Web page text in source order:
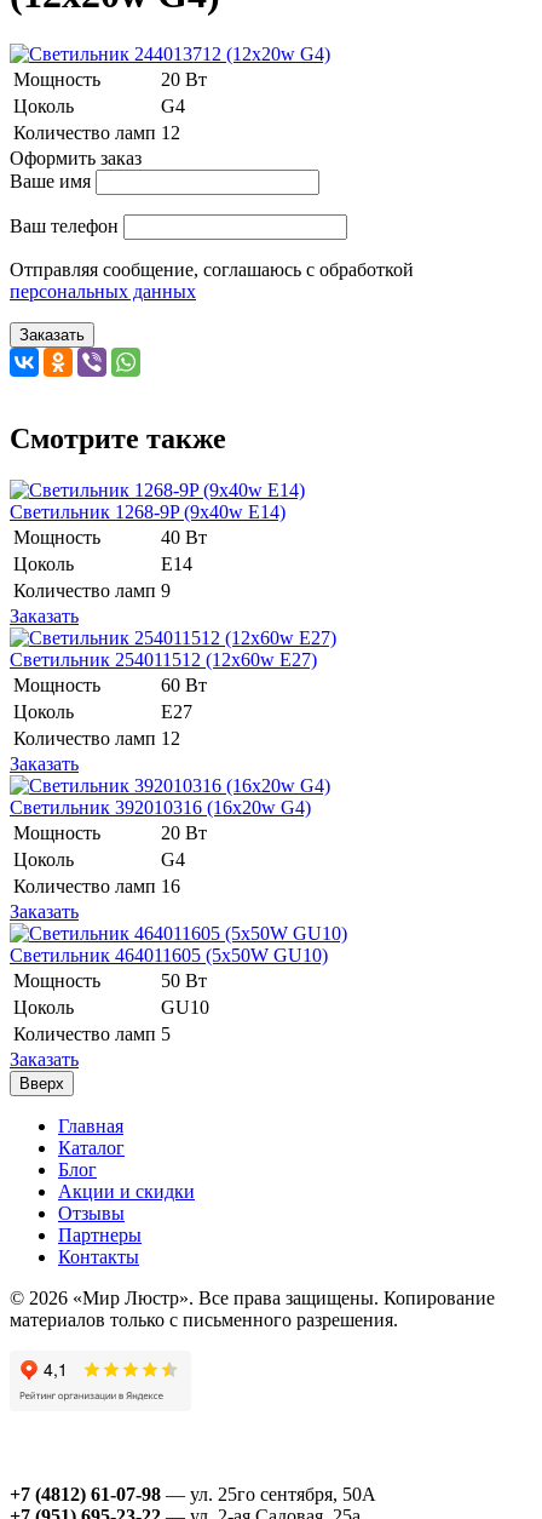
Мощность
20 Вт
Цоколь
G4
Количество ламп 12
Оформить заказ
Ваше имя
Ваш телефон
Отправляя сообщение, соглашаюсь с обработкой
персональных данных
Заказать
Смотрите также
Светильник 1268-9P (9x40w E14)
Мощность
40 Вт
Цоколь
Е14
Количество ламп 9
Заказать
Светильник 254011512 (12x60w E27)
Мощность
60 Вт
Цоколь
E27
Количество ламп 12
Заказать
Светильник 392010316 (16x20w G4)
Мощность
20 Вт
Цоколь
G4
Количество ламп 16
Заказать
Светильник 464011605 (5x50W GU10)
Мощность
50 Вт
Цоколь
GU10
Количество ламп 5
Заказать
Вверх
Главная
Каталог
Блог
Акции и скидки
Отзывы
Партнеры
Контакты
© 2026 «Мир Люстр». Все права защищены. Копирование
материалов только с письменного разрешения.
+7 (4812) 61-07-98 — ул. 25го сентября, 50А